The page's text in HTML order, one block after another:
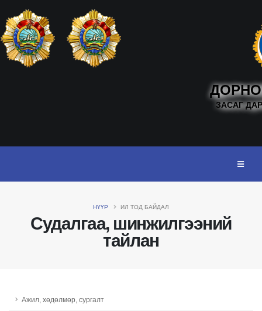
ЗАСАГ
НҮҮР ИЛ ТОД БАЙДАЛ
Судалгаа, шинжилгээний
тайлан
Ажил, хөдөлмөр, сургалт